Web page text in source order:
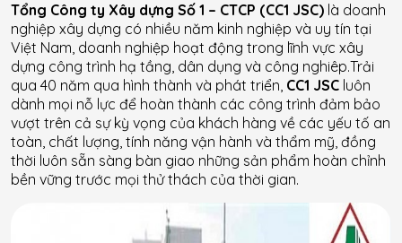
Tổng Công ty Xây dựng Số 1 – CTCP (CC1 JSC) là doanh
nghiệp xây dựng có nhiều năm kinh nghiệp và uy tín tại
Việt Nam, doanh nghiệp hoạt động trong lĩnh vực xây
dựng công trình hạ tầng, dân dụng và công nghiêp.Trải
qua 40 năm qua hình thành và phát triển, CC1 JSC luôn
dành mọi nỗ lực để hoàn thành các công trình đảm bảo
vượt trên cả sự kỳ vọng của khách hàng về các yếu tố an
toàn, chất lượng, tính năng vận hành và thẩm mỹ, đồng
thời luôn sẵn sàng bàn giao những sản phẩm hoàn chỉnh
bền vững trước mọi thử thách của thời gian.